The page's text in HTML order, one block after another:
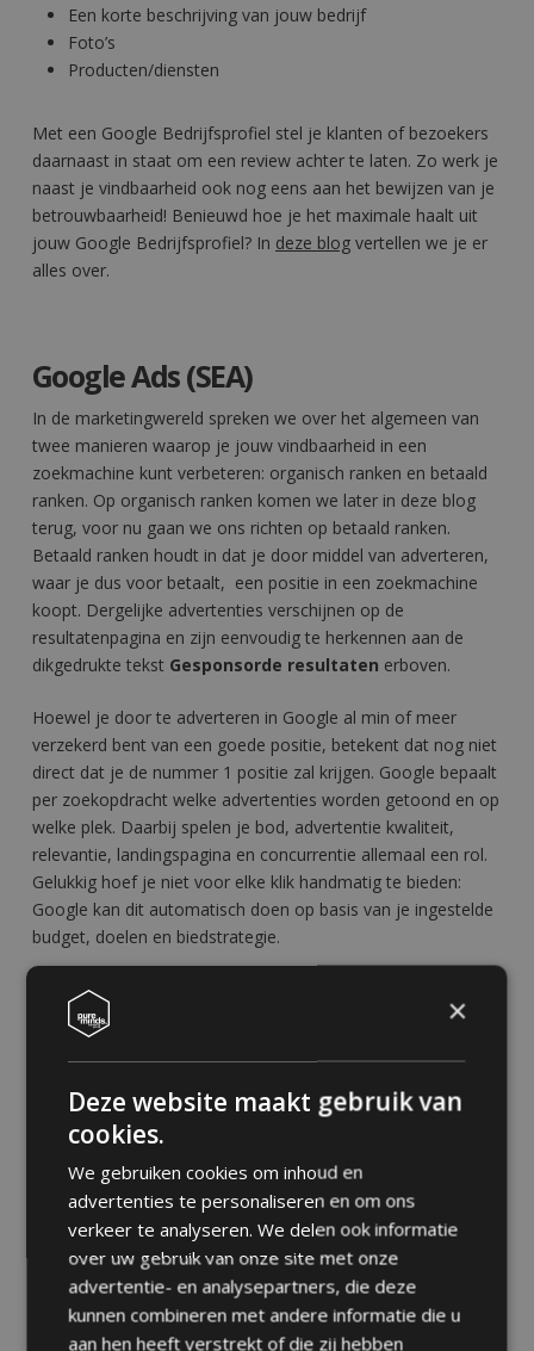
Een korte beschrijving van jouw bedrijf
Foto’s
Producten/diensten
Met een Google Bedrijfsprofiel stel je klanten of bezoekers
daarnaast in staat om een review achter te laten. Zo werk je
naast je vindbaarheid ook nog eens aan het bewijzen van je
betrouwbaarheid! Benieuwd hoe je het maximale haalt uit
jouw Google Bedrijfsprofiel? In deze blogvertellen we je er
alles over.
Google Ads (SEA)
In de marketingwereld spreken we over het algemeen van
twee manieren waarop je jouw vindbaarheid in een
zoekmachine kunt verbeteren: organisch ranken en betaald
ranken. Op organisch ranken komen we later in deze blog
terug, voor nu gaan we ons richten op betaald ranken.
Betaald ranken houdt in dat je door middel van adverteren,
waar je dus voor betaalt, een positie in een zoekmachine
koopt. Dergelijke advertenties verschijnen op de
resultatenpagina en zijn eenvoudig te herkennen aan de
dikgedrukte tekst Gesponsorde resultaten erboven.
Hoewel je door te adverteren in Google al min of meer
verzekerd bent van een goede positie, betekent dat nog niet
direct dat je de nummer 1 positie zal krijgen. Google bepaalt
per zoekopdracht welke advertenties worden getoond en op
welke plek. Daarbij spelen je bod, advertentie kwaliteit,
relevantie, landingspagina en concurrentie allemaal een rol.
Gelukkig hoef je niet voor elke klik handmatig te bieden:
Google kan dit automatisch doen op basis van je ingestelde
budget, doelen en biedstrategie.
Wil je meer lezen over adverteren in zoekmachines (SEA)?
Lees danhier verder.
Google Shopping (SEA)
Verkoop je jouw producten niet alleen in een fysieke winkel,
maar ook online? Of heb je juist alleen een webshop waarin
je producten aanbiedt? Met Google Shopping zorg je ervoor
dat deze producten bovenaan de zoekresultaten verschijnen.
Je bent ongetwijfeld eens een Google Shopping overzicht
tegengekomen. In deze balk, meestal bovenaan de
×
Deze website maakt gebruik van
cookies.
We gebruiken cookies om inhoud en
advertenties te personaliseren en om ons
verkeer te analyseren. We delen ook informatie
over uw gebruik van onze site met onze
advertentie- en analysepartners, die deze
kunnen combineren met andere informatie die u
aan hen heeft verstrekt of die zij hebben